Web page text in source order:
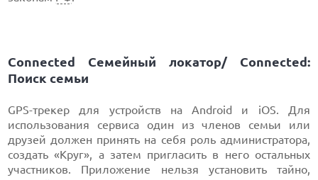
Connected Семейный локатор/ Connected:
Поиск семьи
GPS-трекер для устройств на Android и iOS. Для
использования сервиса один из членов семьи или
друзей должен принять на себя роль администратора,
создать «Круг», а затем пригласить в него остальных
участников. Приложение нельзя установить тайно,